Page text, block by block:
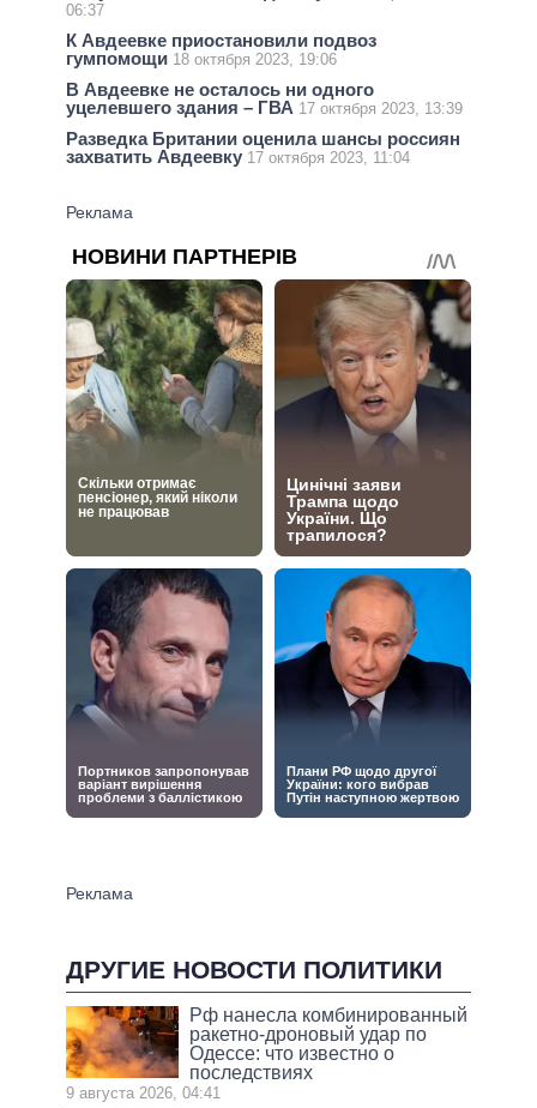
06:37
К Авдеевке приостановили подвоз
гумпомощи 18 октября 2023, 19:06
В Авдеевке не осталось ни одного
уцелевшего здания – ГВА 17 октября 2023, 13:39
Разведка Британии оценила шансы россиян
захватить Авдеевку 17 октября 2023, 11:04
ДРУГИЕ НОВОСТИ ПОЛИТИКИ
Рф нанесла комбинированный
ракетно-дроновый удар по
Одессе: что известно о
последствиях
9 августа 2026, 04:41